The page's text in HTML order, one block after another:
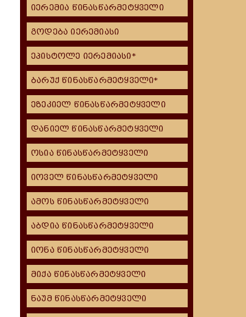
იერემია წინასწარმეტყველი
გოდება იერემიასი
ეპისტოლე იერემიასი*
ბარუქ წინასწარმეტყველი*
ეზეკიელ წინასწარმეტყველი
დანიელ წინასწარმეტყველი
ოსია წინასწარმეტყველი
იოველ წინასწარმეტყველი
ამოს წინასწარმეტყველი
აბდია წინასწარმეტყველი
იონა წინასწარმეტყველი
მიქა წინასწარმეტყველი
ნაუმ წინასწარმეტყველი